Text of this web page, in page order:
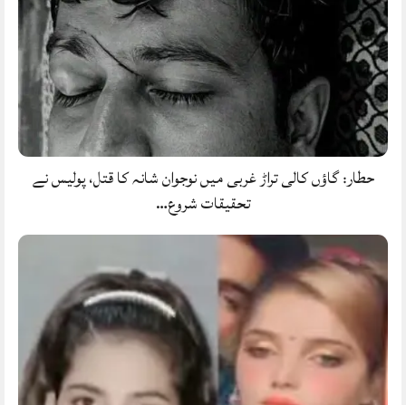
حطار: گاؤں کالی تراڑ غربی میں نوجوان شانہ کا قتل، پولیس نے
تحقیقات شروع…